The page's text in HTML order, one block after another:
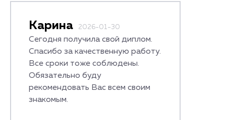
Карина 2026-01-30
Сегодня получила свой диплом.
Спасибо за качественную работу.
Все сроки тоже соблюдены.
Обязательно буду
рекомендовать Вас всем своим
знакомым.